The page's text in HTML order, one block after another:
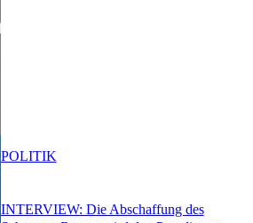
INTERVIEW: Die Abschaffung des
POLITIK